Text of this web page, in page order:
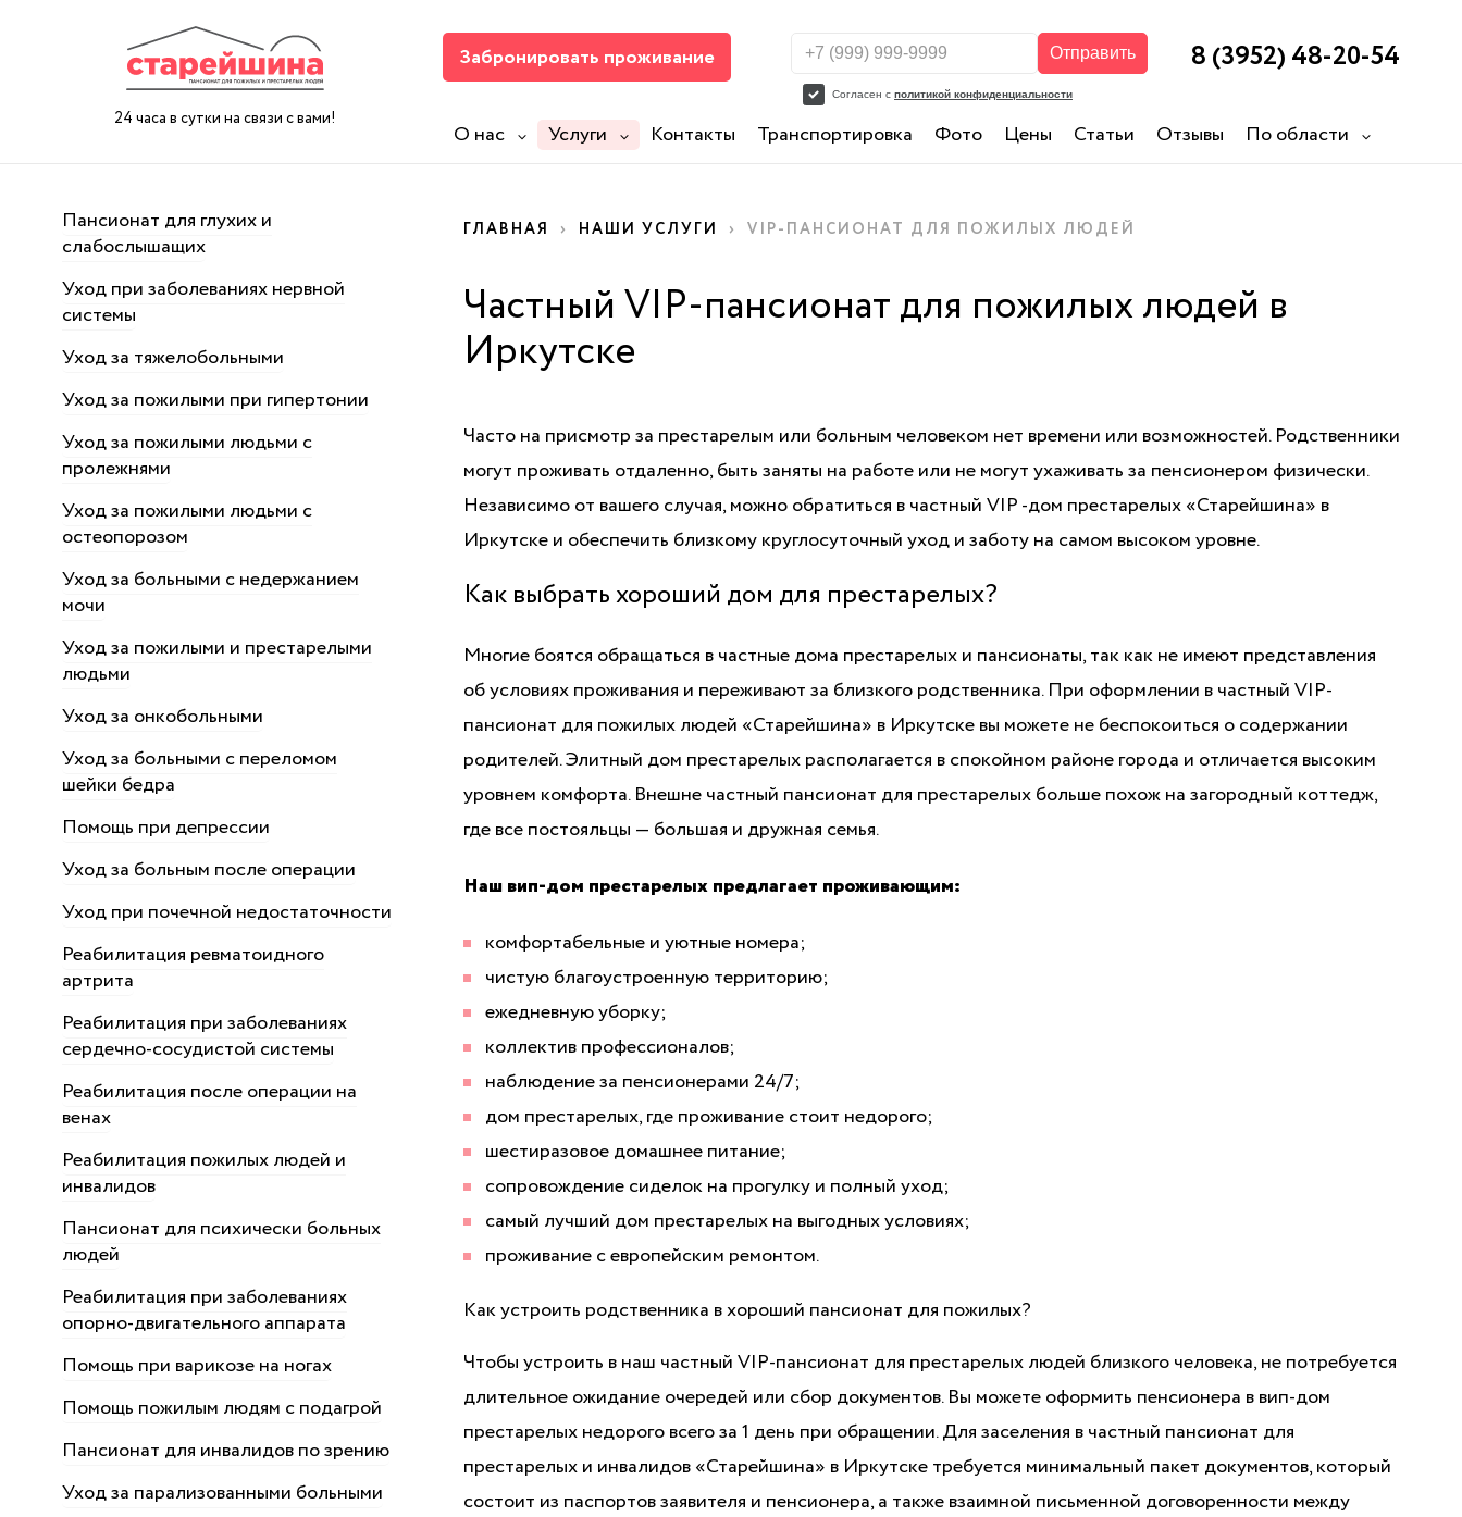
24 часа в сутки на связи с вами!
Забронировать проживание 8 (3952) 48-20-54
О нас Услуги Контакты Транспортировка Фото Цены Статьи Отзывы По области
Пансионат для глухих и
слабослышащих
Уход при заболеваниях нервной
системы
Уход за тяжелобольными
Уход за пожилыми при гипертонии
Уход за пожилыми людьми с
пролежнями
Уход за пожилыми людьми с
остеопорозом
Уход за больными с недержанием
мочи
Уход за пожилыми и престарелыми
людьми
Уход за онкобольными
Уход за больными с переломом
шейки бедра
Помощь при депрессии
Уход за больным после операции
Уход при почечной недостаточности
Реабилитация ревматоидного
артрита
Реабилитация при заболеваниях
сердечно-сосудистой системы
Реабилитация после операции на
венах
Реабилитация пожилых людей и
инвалидов
Пансионат для психически больных
людей
Реабилитация при заболеваниях
опорно-двигательного аппарата
Помощь при варикозе на ногах
Помощь пожилым людям с подагрой
Пансионат для инвалидов по зрению
Уход за парализованными больными
ГЛАВНАЯ › НАШИ УСЛУГИ › VIP-ПАНСИОНАТ ДЛЯ ПОЖИЛЫХ ЛЮДЕЙ
Частный VIP-пансионат для пожилых людей в
Иркутске
Часто на присмотр за престарелым или больным человеком нет времени или возможностей. Родственники
могут проживать отдаленно, быть заняты на работе или не могут ухаживать за пенсионером физически.
Независимо от вашего случая, можно обратиться в частный VIP -дом престарелых «Старейшина» в
Иркутске и обеспечить близкому круглосуточный уход и заботу на самом высоком уровне.
Как выбрать хороший дом для престарелых?
Многие боятся обращаться в частные дома престарелых и пансионаты, так как не имеют представления
об условиях проживания и переживают за близкого родственника. При оформлении в частный VIP-
пансионат для пожилых людей «Старейшина» в Иркутске вы можете не беспокоиться о содержании
родителей. Элитный дом престарелых располагается в спокойном районе города и отличается высоким
уровнем комфорта. Внешне частный пансионат для престарелых больше похож на загородный коттедж,
где все постояльцы — большая и дружная семья.
Наш вип-дом престарелых предлагает проживающим:
комфортабельные и уютные номера;
чистую благоустроенную территорию;
ежедневную уборку;
коллектив профессионалов;
наблюдение за пенсионерами 24/7;
дом престарелых, где проживание стоит недорого;
шестиразовое домашнее питание;
сопровождение сиделок на прогулку и полный уход;
самый лучший дом престарелых на выгодных условиях;
проживание с европейским ремонтом.
Как устроить родственника в хороший пансионат для пожилых?
Чтобы устроить в наш частный VIP-пансионат для престарелых людей близкого человека, не потребуется
длительное ожидание очередей или сбор документов. Вы можете оформить пенсионера в вип-дом
престарелых недорого всего за 1 день при обращении. Для заселения в частный пансионат для
престарелых и инвалидов «Старейшина» в Иркутске требуется минимальный пакет документов, который
состоит из паспортов заявителя и пенсионера, а также взаимной письменной договоренности между